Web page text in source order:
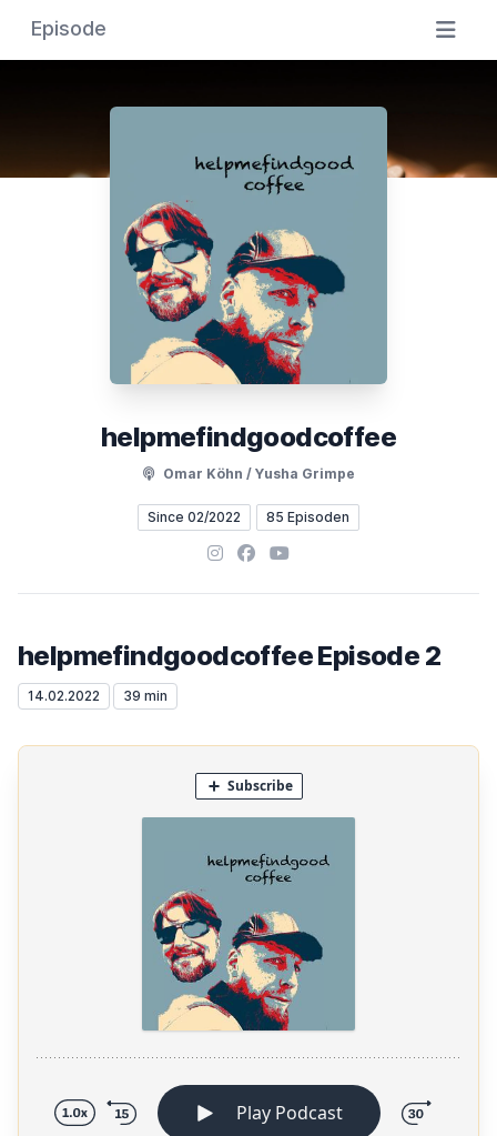
Episode
helpmefindgoodcoffee
Omar Köhn / Yusha Grimpe
Since 02/2022 85 Episoden
Instagram
Facebook
YouTube
helpmefindgoodcoffee Episode 2
14.02.2022 39 min